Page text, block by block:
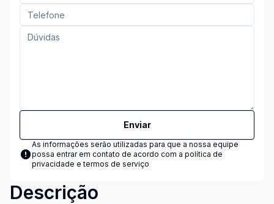
Enviar
As informações serão utilizadas para que a nossa equipe
possa entrar em contato de acordo com a política de
privacidade e termos de serviço
Descrição